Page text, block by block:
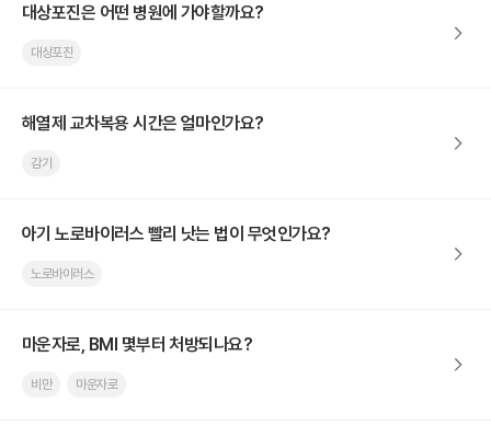
대상포진은 어떤 병원에 가야할까요?
대상포진
해열제 교차복용 시간은 얼마인가요?
감기
아기 노로바이러스 빨리 낫는 법이 무엇인가요?
노로바이러스
마운자로, BMI 몇부터 처방되나요?
비만 마운자로